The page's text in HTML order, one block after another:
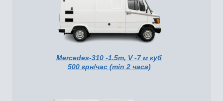
Mercedes-310 -1.5т, V -7 м куб
500 грн/час (min 2 часа)